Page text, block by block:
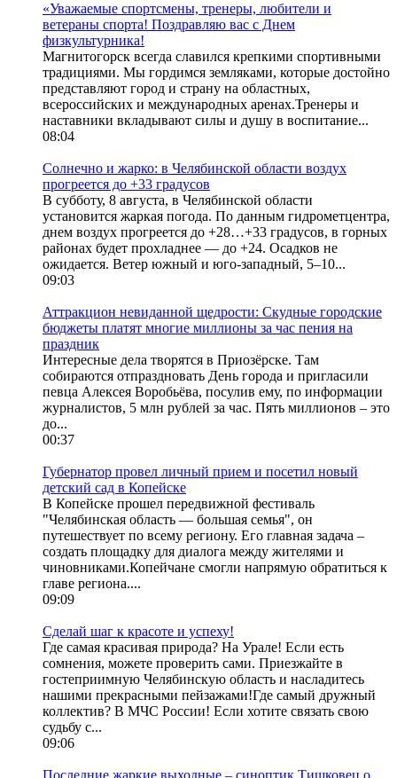
«Уважаемые спортсмены, тренеры, любители и
ветераны спорта! Поздравляю вас с Днем
физкультурника!
Магнитогорск всегда славился крепкими спортивными
традициями. Мы гордимся земляками, которые достойно
представляют город и страну на областных,
всероссийских и международных аренах.Тренеры и
наставники вкладывают силы и душу в воспитание...
08:04
Солнечно и жарко: в Челябинской области воздух
прогреется до +33 градусов
В субботу, 8 августа, в Челябинской области
установится жаркая погода. По данным гидрометцентра,
днем воздух прогреется до +28…+33 градусов, в горных
районах будет прохладнее — до +24. Осадков не
ожидается. Ветер южный и юго-западный, 5–10...
09:03
Аттракцион невиданной щедрости: Скудные городские
бюджеты платят многие миллионы за час пения на
праздник
Интересные дела творятся в Приозёрске. Там
собираются отпраздновать День города и пригласили
певца Алексея Воробьёва, посулив ему, по информации
журналистов, 5 млн рублей за час. Пять миллионов – это
до...
00:37
Губернатор провел личный прием и посетил новый
детский сад в Копейске
В Копейске прошел передвижной фестиваль
"Челябинская область — большая семья", он
путешествует по всему региону. Его главная задача –
создать площадку для диалога между жителями и
чиновниками.Копейчане смогли напрямую обратиться к
главе региона....
09:09
Сделай шаг к красоте и успеху!
Где самая красивая природа? На Урале! Если есть
сомнения, можете проверить сами. Приезжайте в
гостеприимную Челябинскую область и насладитесь
нашими прекрасными пейзажами!Где самый дружный
коллектив? В МЧС России! Если хотите связать свою
судьбу с...
09:06